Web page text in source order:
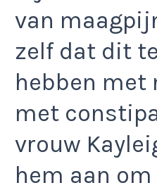
van
zelf dat dit
hebben met
met
vrouw
hem aan